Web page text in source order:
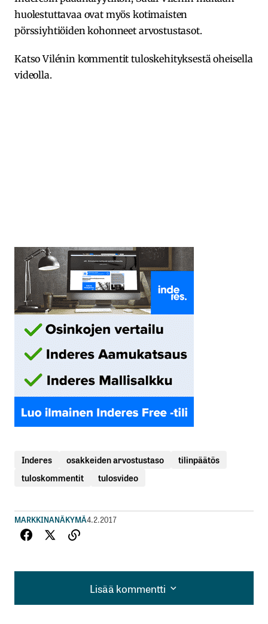
huolestuttavaa ovat myös kotimaisten
pörssiyhtiöiden kohonneet arvostustasot.
Katso Vilénin kommentit tuloskehityksestä oheisella
videolla.
Inderes osakkeiden arvostustaso
tilinpäätös
tuloskommentit
tulosvideo
MARKKINANÄKYMÄ4.2.2017
Lisää kommentti
Lisää kommentti